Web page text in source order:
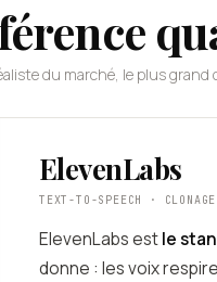
du marché, le plus
ElevenLabs
TEXT-TO-SPEECH ·
ElevenLabs estle
donne : les voix